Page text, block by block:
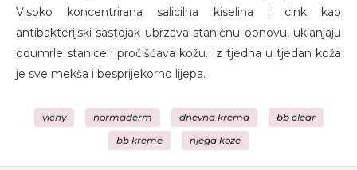
Visoko koncentrirana salicilna kiselina i cink kao
antibakterijski sastojak ubrzava staničnu obnovu, uklanjaju
odumrle stanice i pročišćava kožu. Iz tjedna u tjedan koža
je sve mekša i besprijekorno lijepa.
vichy normaderm dnevna krema bb clear
bb kreme njega koze